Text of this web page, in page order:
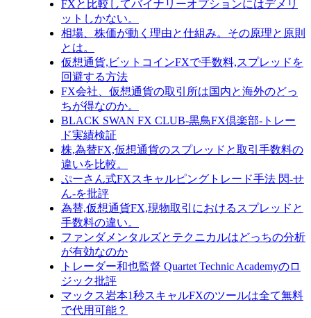
FXと比較してバイナリーオプションにはデメリ
ットしかない。
相場、株価が動く理由と仕組み。その原理と原則
とは。
仮想通貨,ビットコインFXで手数料,スプレッドを
回避する方法
FX会社、仮想通貨の取引所は国内と海外のどっ
ちが得なのか。
BLACK SWAN FX CLUB-黒鳥FX倶楽部-トレー
ド実績検証
株,為替FX,仮想通貨のスプレッドと取引手数料の
違いを比較。
ぷーさん式FXスキャルピングトレード手法 閃-せ
ん-を批評
為替,仮想通貨FX,現物取引におけるスプレッドと
手数料の違い。
ファンダメンタルズとテクニカルはどっちの分析
が有効なのか
トレーダー和也監督 Quartet Technic Academyのロ
ジック批評
マックス岩本1秒スキャルFXのツールは全て無料
で代用可能？